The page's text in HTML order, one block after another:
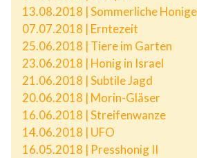
13.08.2018 | Sommerliche
07.07.2018 | Erntezeit
25.06.2018 | Tiere im Garten
23.06.2018 | Honig in Israel
21.06.2018 | Subtile Jagd
20.06.2018 | Morin-Gläser
16.06.2018 | Streifenwanze
14.06.2018 | UFO
16.05.2018 | Presshonig II